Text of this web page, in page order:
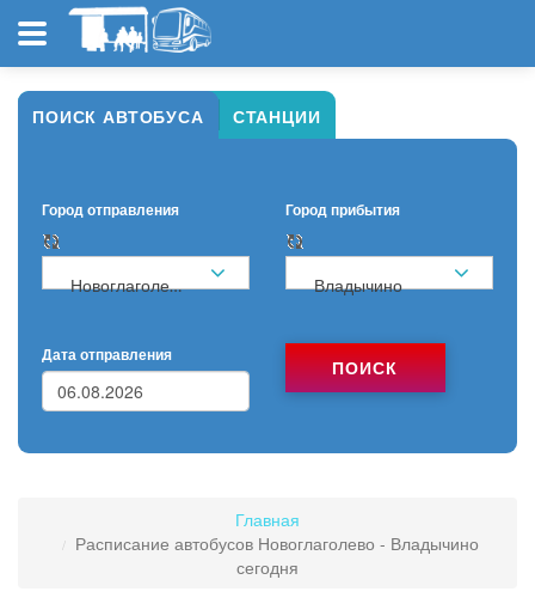
ПОИСК АВТОБУСА СТАНЦИИ
Город отправления
Новоглаголево
Город прибытия
Владычино
Дата отправления
ПОИСК
Главная
Расписание автобусов Новоглаголево - Владычино
сегодня